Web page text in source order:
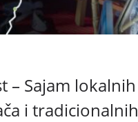
– Sajam lokalnih
i tradicionalnih